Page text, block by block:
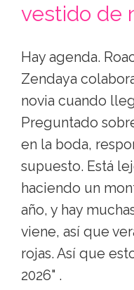
vestido de
Hay agenda.
Zendaya
novia cuando
Preguntado
en la boda,
supuesto. Está
haciendo un
año, y hay
viene, así que
rojas. Así que
2026" .